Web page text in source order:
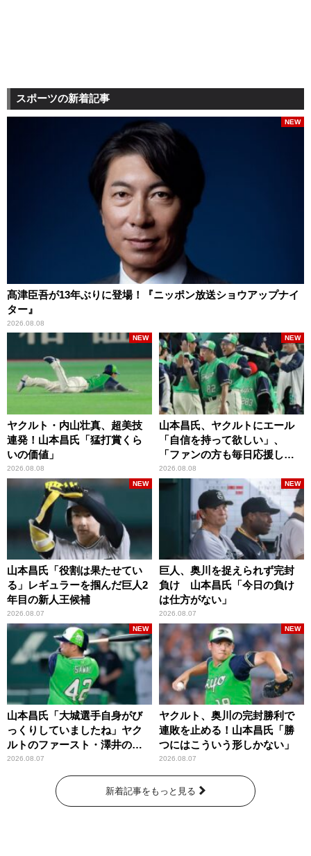
スポーツの新着記事
髙津臣吾が13年ぶりに登場！『ニッポン放送ショウアップナイ
ター』
2026.08.08
NEW
ヤクルト・内山壮真、超美技
連発！山本昌氏「猛打賞くら
いの価値」
2026.08.08
NEW
山本昌氏、ヤクルトにエール
「自信を持って欲しい」、
「ファンの方も毎日応援して
くれています」
2026.08.08
NEW
山本昌氏「役割は果たせてい
る」レギュラーを掴んだ巨人2
年目の新人王候補
2026.08.07
NEW
巨人、奥川を捉えられず完封
負け 山本昌氏「今日の負け
は仕方がない」
2026.08.07
NEW
山本昌氏「大城選手自身がび
っくりしていましたね」ヤク
ルトのファースト・澤井の判
断を評価
2026.08.07
NEW
ヤクルト、奥川の完封勝利で
連敗を止める！山本昌氏「勝
つにはこういう形しかない」
2026.08.07
NEW
新着記事をもっと見る